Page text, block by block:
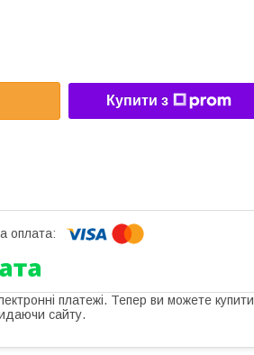
Купити з
платежі. Тепер ви можете купити
сайту.